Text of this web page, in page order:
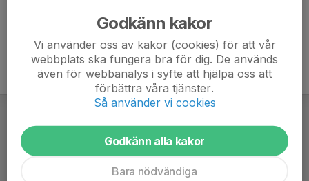
Godkänn kakor
Vi använder oss av kakor (cookies) för att vår
webbplats ska fungera bra för dig. De används
även för webbanalys i syfte att hjälpa oss att
förbättra våra tjänster.
Så använder vi cookies
Godkänn alla kakor
Bara nödvändiga